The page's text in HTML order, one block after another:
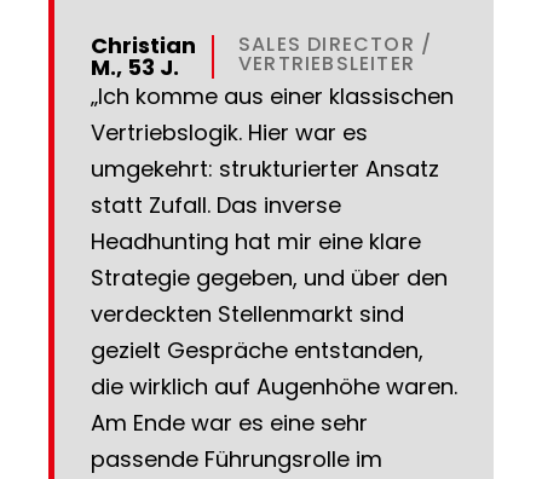
Christian
M., 53 J.
SALES DIRECTOR /
VERTRIEBSLEITER
„Ich komme aus einer klassischen
Vertriebslogik. Hier war es
umgekehrt: strukturierter Ansatz
statt Zufall. Das inverse
Headhunting hat mir eine klare
Strategie gegeben, und über den
verdeckten Stellenmarkt sind
gezielt Gespräche entstanden,
die wirklich auf Augenhöhe waren.
Am Ende war es eine sehr
passende Führungsrolle im